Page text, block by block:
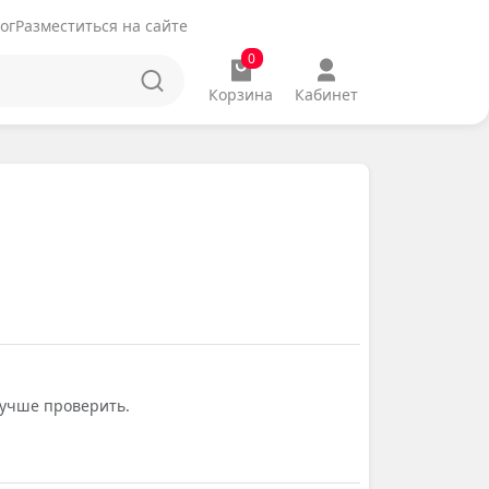
Разместиться на сайте
0
Корзина Кабинет
проверить.